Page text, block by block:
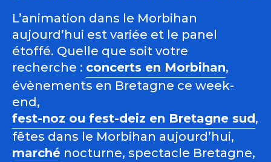
L’animation dans le Morbihan
aujourd’hui est variée et le panel
étoffé. Quelle que soit votre
recherche : concerts en Morbihan,
évènements en Bretagne ce week-
end,
fest-noz ou fest-deiz en Bretagne sud,
fêtes dans le Morbihan aujourd’hui,
marché nocturne, spectacle Bretagne,